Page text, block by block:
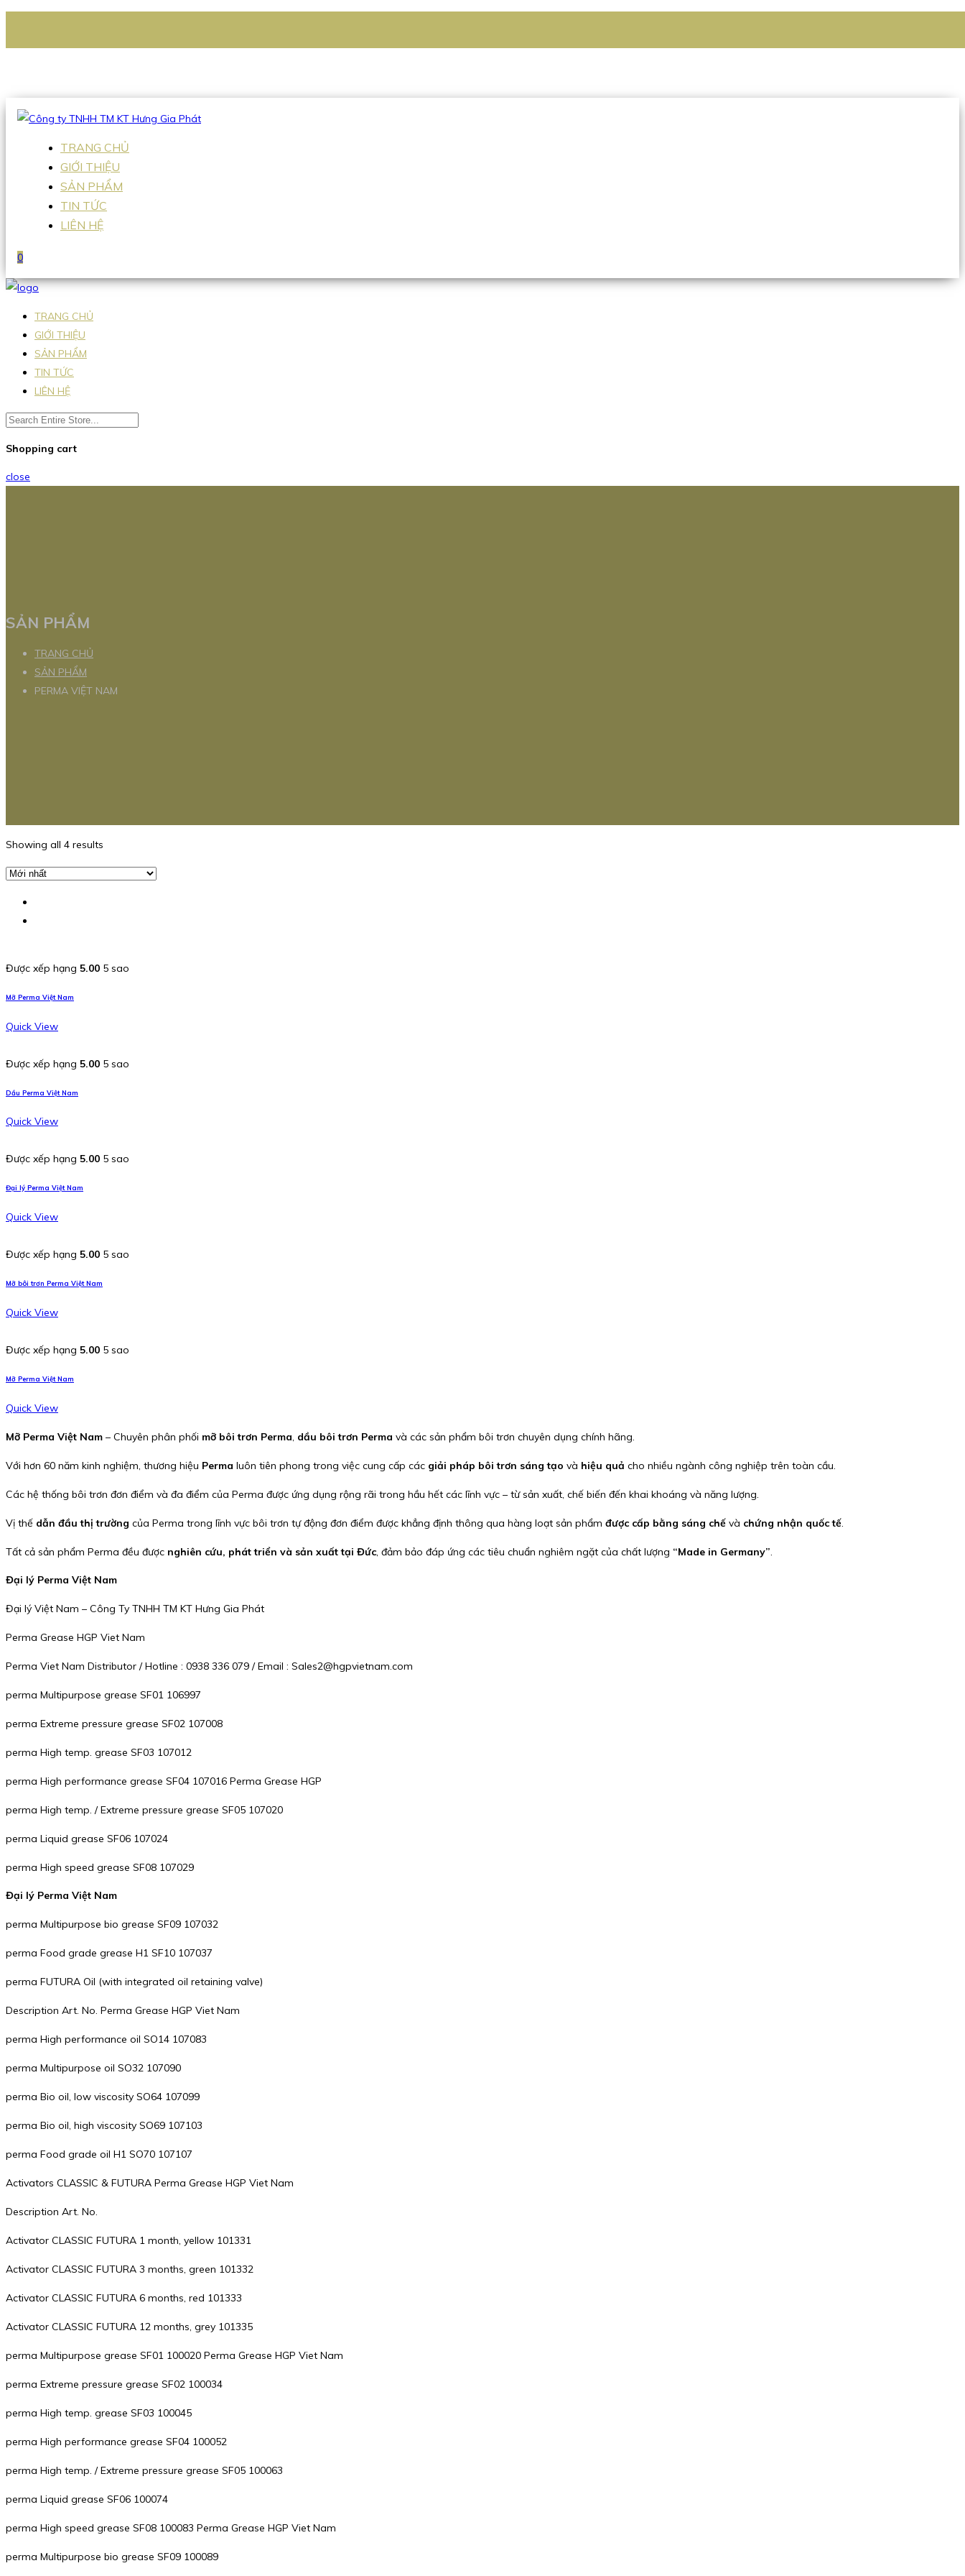
Hotline:0938 336 079
TRANG CHỦ
GIỚI THIỆU
SẢN PHẨM
TIN TỨC
LIÊN HỆ
0
TRANG CHỦ
GIỚI THIỆU
SẢN PHẨM
TIN TỨC
LIÊN HỆ
Shopping cart
close
SẢN PHẨM
TRANG CHỦ
SẢN PHẨM
PERMA VIỆT NAM
Showing all 4 results
Được xếp hạng 5.00 5 sao
Mỡ Perma Việt Nam
Quick View
Được xếp hạng 5.00 5 sao
Dầu Perma Việt Nam
Quick View
Được xếp hạng 5.00 5 sao
Đại lý Perma Việt Nam
Quick View
Được xếp hạng 5.00 5 sao
Mỡ bôi trơn Perma Việt Nam
Quick View
Được xếp hạng 5.00 5 sao
Mỡ Perma Việt Nam
Quick View
Mỡ Perma Việt Nam – Chuyên phân phối mỡ bôi trơn Perma dầu bôi trơn Perma và các sản phẩm bôi trơn chuyên dụng chính hãng.
Với hơn 60 năm kinh nghiệm, thương hiệu Perma luôn tiên phong trong việc cung cấp các giải pháp bôi trơn sáng tạo và hiệu quả cho nhiều ngành công nghiệp trên toàn cầu.
Các hệ thống bôi trơn đơn điểm và đa điểm của Perma được ứng dụng rộng rãi trong hầu hết các lĩnh vực – từ sản xuất, chế biến đến khai khoáng và năng lượng.
Vị thế dẫn đầu thị trường của Perma trong lĩnh vực bôi trơn tự động đơn điểm được khẳng định thông qua hàng loạt sản phẩm được cấp bằng sáng chế và chứng nhận quốc tế
Tất cả sản phẩm Perma đều được nghiên cứu, phát triển và sản xuất tại Đức , đảm bảo đáp ứng các tiêu chuẩn nghiêm ngặt của chất lượng “Made in Germany”
Đại lý Perma Việt Nam
Đại lý Việt Nam – Công Ty TNHH TM KT Hưng Gia Phát
Perma Grease HGP Viet Nam
Perma Viet Nam Distributor / Hotline : 0938 336 079 / Email : Sales2@hgpvietnam.com
perma Multipurpose grease SF01 106997
perma Extreme pressure grease SF02 107008
perma High temp. grease SF03 107012
perma High performance grease SF04 107016 Perma Grease HGP
perma High temp. / Extreme pressure grease SF05 107020
perma Liquid grease SF06 107024
perma High speed grease SF08 107029
Đại lý Perma Việt Nam
perma Multipurpose bio grease SF09 107032
perma Food grade grease H1 SF10 107037
perma FUTURA Oil (with integrated oil retaining valve)
Description Art. No. Perma Grease HGP Viet Nam
perma High performance oil SO14 107083
perma Multipurpose oil SO32 107090
perma Bio oil, low viscosity SO64 107099
perma Bio oil, high viscosity SO69 107103
perma Food grade oil H1 SO70 107107
Activators CLASSIC & FUTURA Perma Grease HGP Viet Nam
Description Art. No.
Activator CLASSIC FUTURA 1 month, yellow 101331
Activator CLASSIC FUTURA 3 months, green 101332
Activator CLASSIC FUTURA 6 months, red 101333
Activator CLASSIC FUTURA 12 months, grey 101335
perma Multipurpose grease SF01 100020 Perma Grease HGP Viet Nam
perma Extreme pressure grease SF02 100034
perma High temp. grease SF03 100045
perma High performance grease SF04 100052
perma High temp. / Extreme pressure grease SF05 100063
perma Liquid grease SF06 100074
perma High speed grease SF08 100083 Perma Grease HGP Viet Nam
perma Multipurpose bio grease SF09 100089